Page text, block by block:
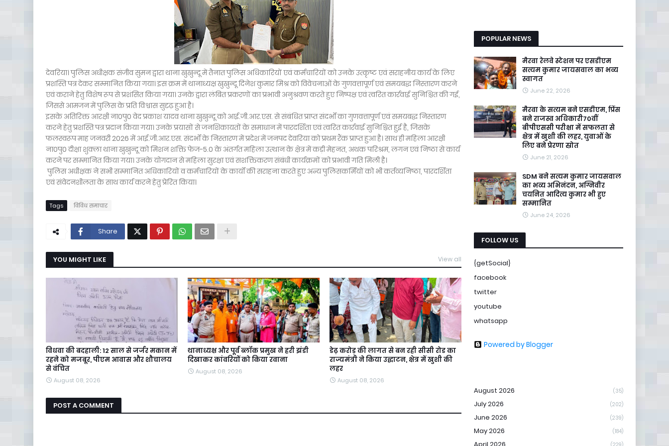
देवरिया। पुलिस अधीक्षक संजीव सुमन द्वारा थाना खुखुन्दू में तैनात पुलिस अधिकारियों एवं कर्मचारियों को उनके उत्कृष्ट एवं सराहनीय कार्य के लिए
प्रशस्ति पत्र देकर सम्मानित किया गया। इस क्रम में थानाध्यक्ष खुखुन्दू दिनेश कुमार मिश्र को विवेचनाओं के गुणवत्तापूर्ण एवं समयबद्ध निस्तारण करने
एवं कराने हेतु विशेष रूप से प्रशंसित किया गया। उनके द्वारा लंबित प्रकरणों का प्रभावी अनुश्रवण करते हुए निष्पक्ष एवं त्वरित कार्रवाई सुनिश्चित की गई,
जिससे आमजन में पुलिस के प्रति विश्वास सुदृढ़ हुआ है।
इसके अतिरिक्त आरक्षी ना0पु0 वेद प्रकाश यादव थाना खुखुन्दू को आई.जी.आर.एस. से संबंधित प्राप्त संदर्भों का गुणवत्तापूर्ण एवं समयबद्ध निस्तारण
करने हेतु प्रशस्ति पत्र प्रदान किया गया। उनके प्रयासों से जनशिकायतों के समाधान में पारदर्शिता एवं त्वरित कार्रवाई सुनिश्चित हुई है, जिसके
फलस्वरूप माह जनवरी 2026 में आई.जी.आर.एस. संदर्भों के निस्तारण में प्रदेश में जनपद देवरिया को प्रथम रैंक प्राप्त हुआ है। साथ ही महिला आरक्षी
ना0पु0 दीक्षा शुक्ला थाना खुखुन्दू को मिशन शक्ति फेज-5.0 के अंतर्गत महिला उत्थान के क्षेत्र में कड़ी मेहनत, अथक परिश्रम, लगन एवं निष्ठा से कार्य
करने पर सम्मानित किया गया। उनके योगदान से महिला सुरक्षा एवं सशक्तिकरण संबंधी कार्यक्रमों को प्रभावी गति मिली है।
पुलिस अधीक्षक ने सभी सम्मानित अधिकारियों व कर्मचारियों के कार्यों की सराहना करते हुए अन्य पुलिसकर्मियों को भी कर्तव्यनिष्ठा, पारदर्शिता
एवं संवेदनशीलता के साथ कार्य करने हेतु प्रेरित किया।
Tags विविध समाचार
Share
YOU MIGHT LIKE View all
विधवा की बदहाली: 12 साल से जर्जर मकान में
रहने को मजबूर, पीएम आवास और शौचालय
से वंचित
August 08, 2026
थानाध्यक्ष और पूर्व ब्लॉक प्रमुख ने हरी झंडी
दिखाकर कांवरियों को किया रवाना
August 08, 2026
डेढ़ करोड़ की लागत से बन रही सीसी रोड का
राज्यमंत्री ने किया उद्घाटन, क्षेत्र में खुशी की
लहर
August 08, 2026
POST A COMMENT
POPULAR NEWS
मैरवा रेलवे स्टेशन पर एसडीएम
सत्यम कुमार जायसवाल का भव्य
स्वागत
June 22, 2026
मैरवा के सत्यम बने एसडीएम, प्रिंस
बने राजस्व अधिकारी70वीं
बीपीएससी परीक्षा में सफलता से
क्षेत्र में खुशी की लहर, युवाओं के
लिए बने प्रेरणा स्रोत
June 21, 2026
SDM बने सत्यम कुमार जायसवाल
का भव्य अभिनंदन, अग्निवीर
चयनित आदित्य कुमार भी हुए
सम्मानित
June 24, 2026
FOLLOW US
{getSocial}
facebook
twitter
youtube
whatsapp
Powered by Blogger
August 2026 (35)
July 2026 (202)
June 2026 (239)
May 2026 (184)